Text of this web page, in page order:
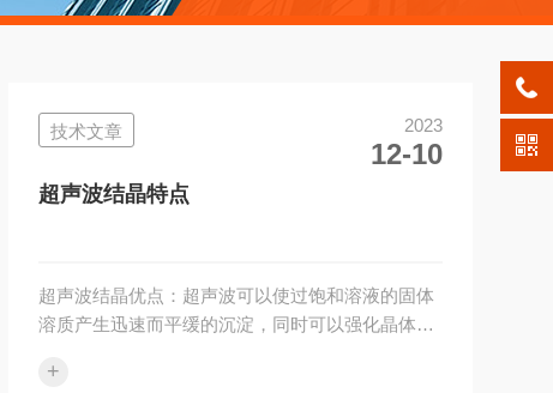
技术文章 2023
12-10
超声波结晶特点
超声波结晶优点：超声波可以使过饱和溶液的固体
溶质产生迅速而平缓的沉淀，同时可以强化晶体生
核所要求的过饱和度较低，生长速度快，所得的晶
+